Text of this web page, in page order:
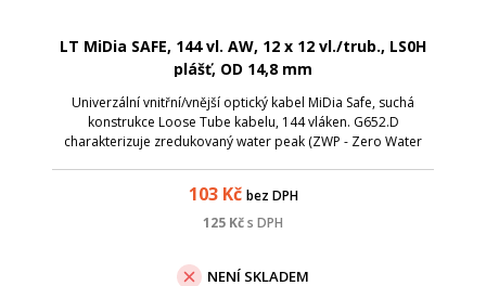
LT MiDia SAFE, 144 vl. AW, 12 x 12 vl./trub., LS0H
plášť, OD 14,8 mm
Univerzální vnitřní/vnější optický kabel MiDia Safe, suchá
konstrukce Loose Tube kabelu, 144 vláken. G652.D
charakterizuje zredukovaný water peak (ZWP - Zero Water
103Kč bez DPH
125 Kčs DPH
NENÍ SKLADEM